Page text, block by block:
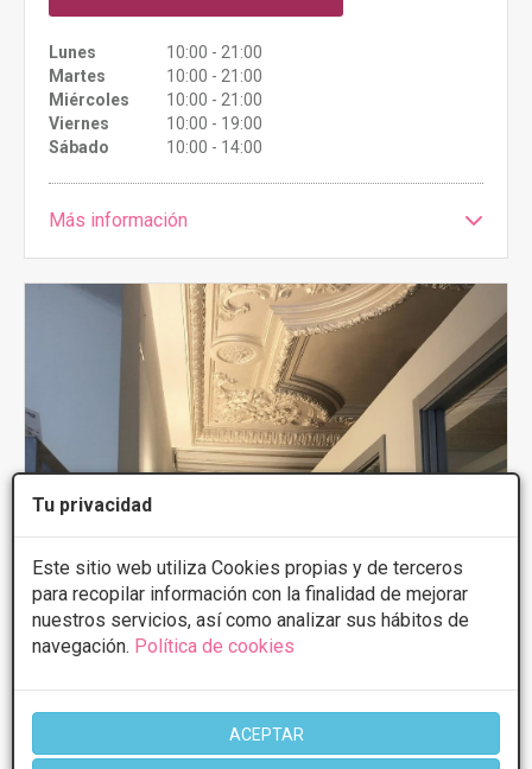
Tu privacidad
Este sitio web utiliza Cookies propias y de terceros
para recopilar información con la finalidad de mejorar
nuestros servicios, así como analizar sus hábitos de
navegación. Política de cookies
ACEPTAR
Lunes
10:00 - 21:00
Martes
10:00 - 21:00
Miércoles
10:00 - 21:00
Viernes
10:00 - 19:00
Sábado
10:00 - 14:00
Más información